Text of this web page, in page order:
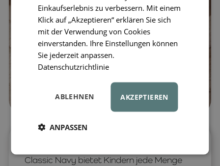
Classic Navy bietet Kindern jede Menge
Einkaufserlebnis zu verbessern. Mit einem
Klick auf „Akzeptieren“ erklären Sie sich
mit der Verwendung von Cookies
einverstanden. Ihre Einstellungen können
Sie jederzeit anpassen.
Datenschutzrichtlinie
AKZEPTIEREN
ABLEHNEN
ANPASSEN